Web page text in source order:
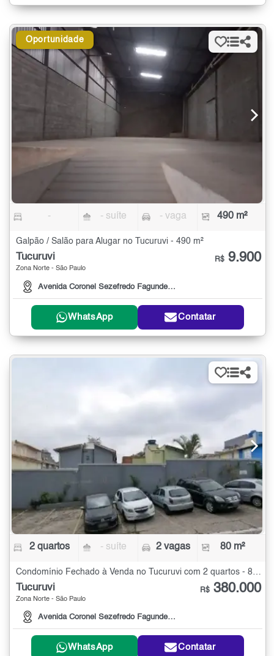
Oportunidade
- - suíte - vaga 490 m²
Galpão / Salão para Alugar no Tucuruvi - 490 m²
Tucuruvi
Zona Norte - São Paulo
Avenida Coronel Sezefredo Fagundes, 5419
R$ 9.900
WhatsApp Contatar
2 quartos - suíte 2 vagas 80 m²
Tucuruvi
Zona Norte - São Paulo
Avenida Coronel Sezefredo Fagundes, 4234
R$ 380.000
WhatsApp Contatar